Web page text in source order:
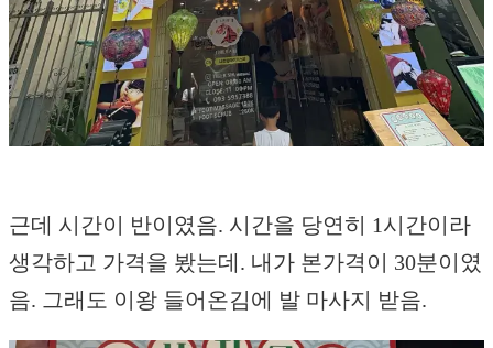
근데 시간이 반이였음. 시간을 당연히 1시간이라
생각하고 가격을 봤는데. 내가 본가격이 30분이였
음. 그래도 이왕 들어온김에 발 마사지 받음.